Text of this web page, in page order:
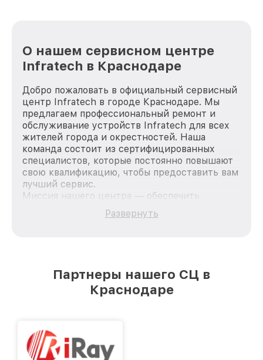
О нашем сервисном центре
Infratech в Краснодаре
Добро пожаловать в официальный сервисный
центр Infratech в городе Краснодаре. Мы
предлагаем профессиональный ремонт и
обслуживание устройств Infratech для всех
жителей города и окрестностей. Наша
команда состоит из сертифицированных
специалистов, которые постоянно повышают
свою квалификацию, чтобы предоставить вам
лучший сервис.
Миссия нашего центра — обеспечить
качественный и доступный ремонт для
каждого пользователя продукции Infratech,
лучшим сервисным центром Infratech в
городе Краснодаре, постоянно повышая
Развернуть
Партнеры нашего СЦ в
Краснодаре